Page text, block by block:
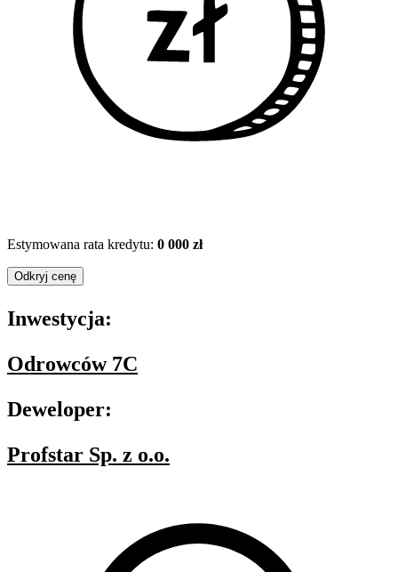
Estymowana rata kredytu: 0 000 zł
Odkryj cenę
Inwestycja:
Odrowców 7C
Deweloper:
Profstar Sp. z o.o.